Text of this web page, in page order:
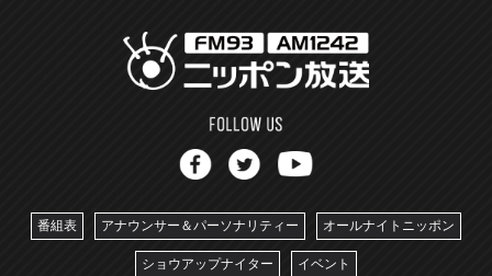
番組表 アナウンサー＆パーソナリティー オールナイトニッポン
ショウアップナイター イベント